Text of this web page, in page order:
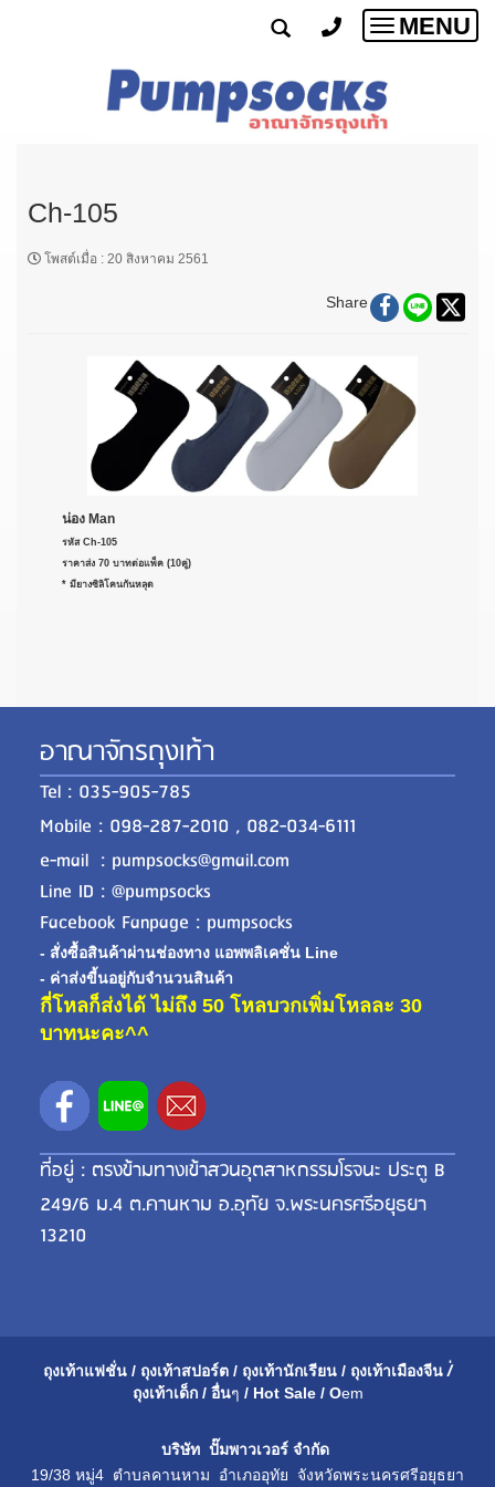
Toggle
MENU
Ch-105
โพสต์เมื่อ : 20 สิงหาคม 2561
Share
น่อง Man
รหัส Ch-105
ราคาส่ง 70 บาทต่อแพ็ค (10คู่)
* มียางซิลิโคนกันหลุด
อาณาจักรถุงเท้า
Tel : 035-905-785
Mobile : 098-287-2010 , 082-034-6111
e-mail : pumpsocks@gmail.com
Line ID : @pumpsocks
Facebook Fanpage : pumpsocks
- สั่งซื้อสินค้าผ่านช่องทาง แอพพลิเคชั่น Line
- ค่าส่งขี้นอยู่กับจำนวนสินค้า
กี่โหลก็ส่งได้ ไม่ถึง 50 โหลบวกเพิ่มโหลละ 30
บาทนะคะ^^
ที่อยู่ : ตรงข้ามทางเข้าสวนอุตสาหกรรมโรจนะ ประตู B
249/6 ม.4 ต.คานหาม อ.อุทัย จ.พระนครศรีอยุธยา
13210
ถุงเท้าแฟชั่น / ถุงเท้าสปอร์ต / ถุงเท้านักเรียน / ถุงเท้าเมืองจีน /่
ถุงเท้าเด็ก / อื่นๆ / Hot Sale / Oem
บริษัท ปั๊มพาวเวอร์ จำกัด
19/38 หมู่4 ตำบลคานหาม อำเภออุทัย จังหวัดพระนครศรีอยุธยา